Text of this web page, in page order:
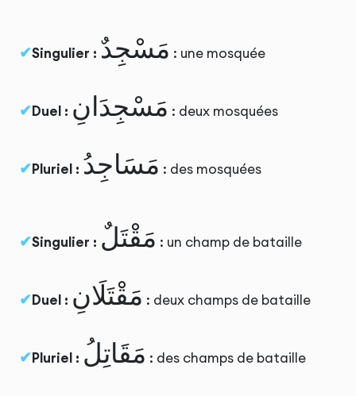
Singulier : مَسْجِدٌ : une mosquée
Duel : مَسْجِدَانِ : deux mosquées
Pluriel : مَسَاجِدُ : des mosquées
Singulier : مَقْتَلٌ : un champ de bataille
Duel : مَقْتَلَانِ : deux champs de bataille
Pluriel : مَقَاتِلُ : des champs de bataille